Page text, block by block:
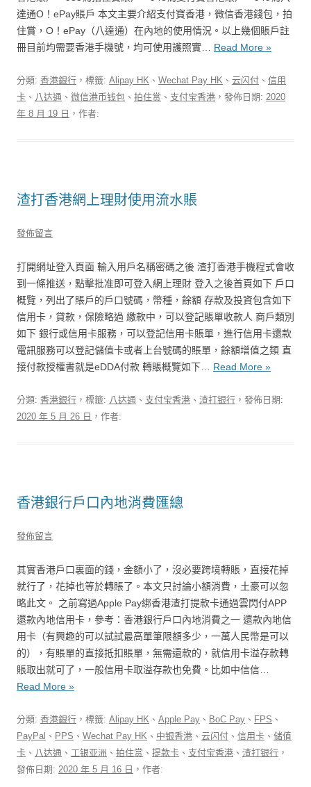
達通O！ePay賬戶 本文主要介紹支付寶香港，微信香港錢包，拍
住賞，O！ePay（八達通）在內地的使用情況。以上幾個賬戶註
冊目前均需要香港手機號，均可使用護照實… Read More »
分類: 香港銀行 ，標籤: Alipay HK 、 Wechat Pay HK 、 云闪付 、 信用
卡 、 八达通 、 微信港币钱包 、 拍住赏 、 支付宝香港 ，發佈日期: 2020
年 8 月 19 日 ，作者:
渣打香港網上理財使用流水賬
發佈留言
打開網址登入頁面 輸入用戶名稱密碼之後 渣打香港手機程式會收
到一條推送，點擊批准即可登入網上理財 登入之後首頁如下 戶口
概覽，列出了賬戶的戶口號碼，幣種，餘額 存款及投資包含如下
信用卡，貸款，保險略過 繳款中，可以登記賬單收款人 商戶類別
如下 銀行或信用卡服務，可以登記信用卡賬單，進行信用卡還款
電訊服務可以登記儲值卡或者上台號碼的賬單，餘額增值之類 直
接付款授權書就是eDDA付款 轉賬概覽如下… Read More »
分類: 香港銀行 ，標籤: 八达通 、 支付宝香港 、 渣打银行 ，發佈日期:
2020 年 5 月 26 日 ，作者:
香港銀行戶口內地消費匯總
發佈留言
其實香港戶口裏面的錢，金額小了，沒必要跨境轉賬，直接花掉
就行了，花掉也等於轉賬了。本文只討論小額消費，土豪可以忽
略此文。 之前寫過Apple Pay綁香港渣打提款卡通過雲閃付APP
還款內地信用卡，參考：香港銀行戶口內地消費之一 還款內地信
用卡（有興趣的可以試試最高單筆限額多少，一萬人民幣是可以
的），有賬單的直接抵扣賬單，無需還款的，就信用卡溢存款轉
賬取出就可了，一般信用卡取溢存款也免費。比如中信信…
Read More »
分類: 香港銀行 ，標籤: Alipay HK 、 Apple Pay 、 BoC Pay 、 FPS 、
PayPal 、 PPS 、 Wechat Pay HK 、 中银香港 、 云闪付 、 信用卡 、 储值
卡 、 八达通 、 工银亚洲 、 拍住赏 、 提款卡 、 支付宝香港 、 渣打银行 ，
發佈日期: 2020 年 5 月 16 日 ，作者: